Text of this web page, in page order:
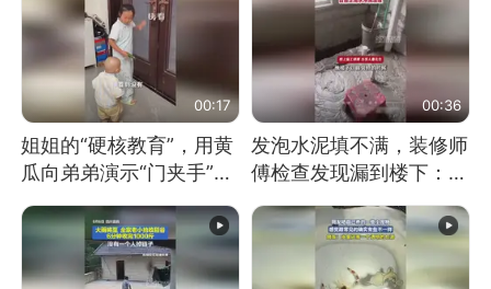
00:17
姐姐的“硬核教育”，用黄
瓜向弟弟演示“门夹手”，
教！
00:36
发泡水泥填不满，装修师
傅检查发现漏到楼下：出